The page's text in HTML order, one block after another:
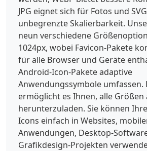
JPG eignet sich für Fotos und
unbegrenzte Skalierbarkeit.
neun verschiedene
1024px, wobei Favicon-Pakete
für alle Browser und Geräte
Android-Icon-Pakete adaptive
Anwendungssymbole umfassen.
ermöglicht es Ihnen, alle Größen
herunterzuladen. Sie können
Icons einfach in Websites,
Anwendungen, Desktop-
Grafikdesign-Projekten